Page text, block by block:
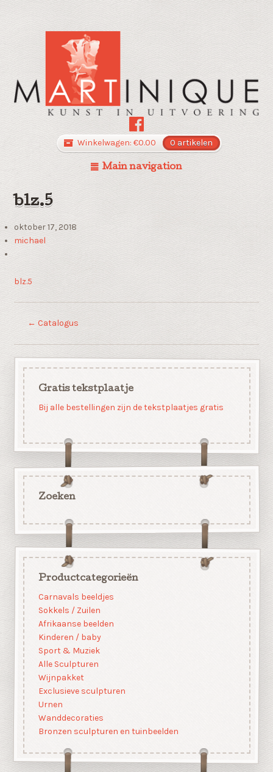
Winkelwagen: €0.00 0 artikelen
Main navigation
blz.5
oktober 17, 2018
michael
blz.5
← Catalogus
Gratis tekstplaatje
Bij alle bestellingen zijn de tekstplaatjes gratis
Zoeken
Productcategorieën
Carnavals beeldjes
Sokkels / Zuilen
Afrikaanse beelden
Kinderen / baby
Sport & Muziek
Alle Sculpturen
Wijnpakket
Exclusieve sculpturen
Urnen
Wanddecoraties
Bronzen sculpturen en tuinbeelden